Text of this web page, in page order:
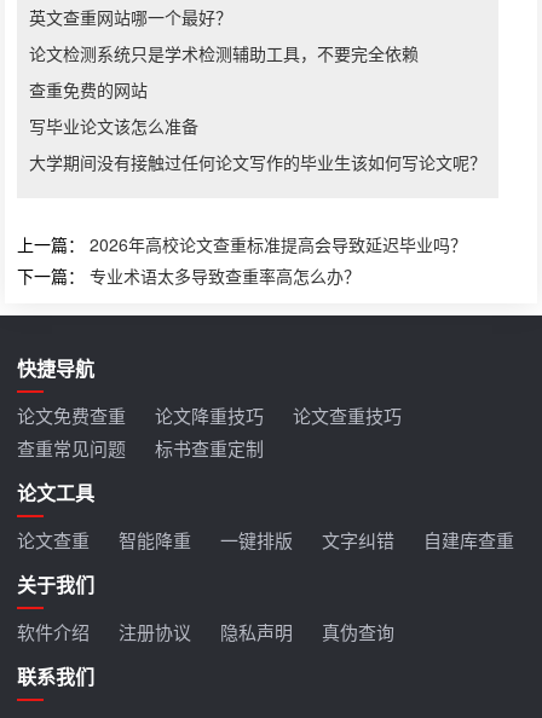
英文查重网站哪一个最好？
论文检测系统只是学术检测辅助工具，不要完全依赖
查重免费的网站
写毕业论文该怎么准备
大学期间没有接触过任何论文写作的毕业生该如何写论文呢？
上一篇：2026年高校论文查重标准提高会导致延迟毕业吗？
下一篇：专业术语太多导致查重率高怎么办？
快捷导航
论文免费查重 论文降重技巧
论文查重技巧
查重常见问题
标书查重定制
论文工具
论文查重 智能降重 一键排版 文字纠错 自建库查重
关于我们
软件介绍 注册协议 隐私声明 真伪查询
联系我们